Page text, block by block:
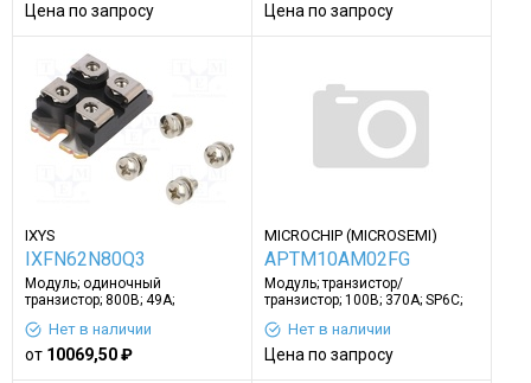
Цена по запросу Цена по запросу
IXYS
IXFN62N80Q3
Модуль; одиночный
транзистор; 800В; 49А;
Нет в наличии
от 10069,50 ₽
MICROCHIP (MICROSEMI)
APTM10AM02FG
Модуль; транзистор/
транзистор; 100В; 370А; SP6C;
Нет в наличии
Цена по запросу